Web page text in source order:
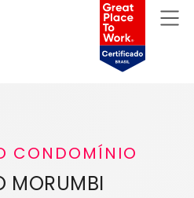
CONDOMÍNIO
MORUMBI